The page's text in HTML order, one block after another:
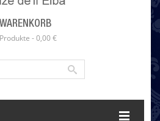
WARENKORB
Produkte -0,00 €